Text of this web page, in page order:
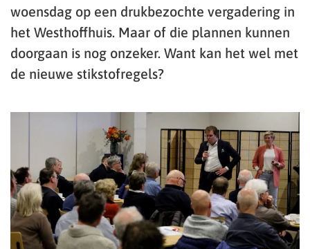
woensdag op een drukbezochte vergadering in
het Westhoffhuis. Maar of die plannen kunnen
doorgaan is nog onzeker. Want kan het wel met
de nieuwe stikstofregels?